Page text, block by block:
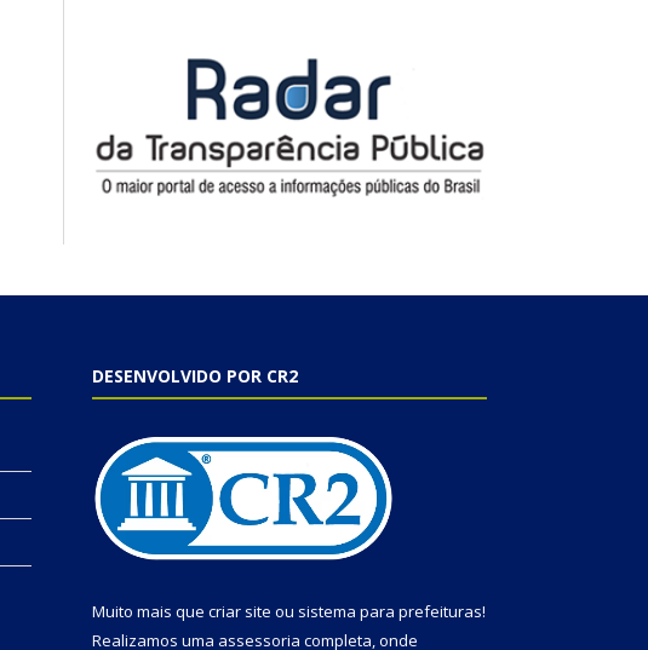
DESENVOLVIDO POR CR2
Muito mais que criar site ou sistema para prefeituras!
Realizamos uma assessoria completa, onde